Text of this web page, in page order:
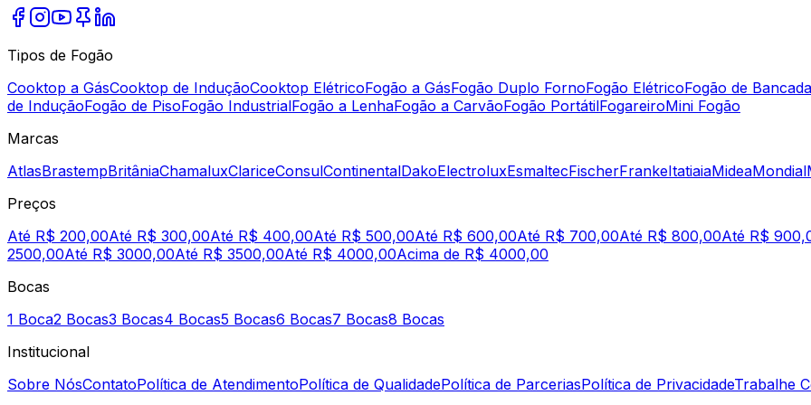
Tipos de Fogão
Cooktop a GásCooktop de InduçãoCooktop ElétricoFogão a GásFogão Duplo FornoFogão ElétricoFogão de Bancada
de InduçãoFogão de PisoFogão IndustrialFogão a LenhaFogão a CarvãoFogão PortátilFogareiroMini Fogão
Marcas
AtlasBrastempBritâniaChamaluxClariceConsulContinentalDakoElectroluxEsmaltecFischerFrankeItatiaiaMideaMondial
Preços
Até R$ 200,00Até R$ 300,00Até R$ 400,00Até R$ 500,00Até R$ 600,00Até R$ 700,00Até R$ 800,00Até R$
2500,00Até R$ 3000,00Até R$ 3500,00Até R$ 4000,00Acima de R$ 4000,00
Bocas
1 Boca2 Bocas3 Bocas4 Bocas5 Bocas6 Bocas7 Bocas8 Bocas
Institucional
Sobre NósContatoPolítica de AtendimentoPolítica de QualidadePolítica de ParceriasPolítica de PrivacidadeTrabalhe